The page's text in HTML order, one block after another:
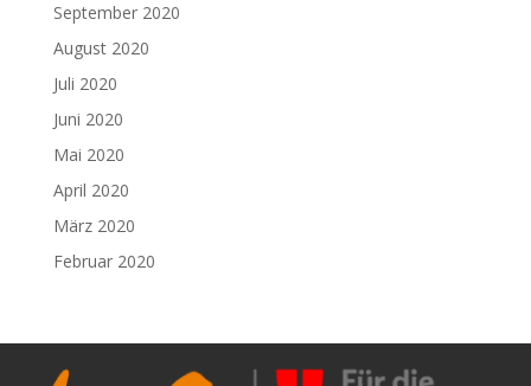
September 2020
August 2020
Juli 2020
Juni 2020
Mai 2020
April 2020
März 2020
Februar 2020